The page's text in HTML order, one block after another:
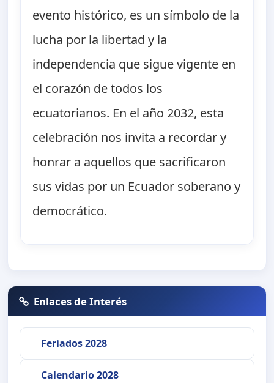
evento histórico, es un símbolo de la
lucha por la libertad y la
independencia que sigue vigente en
el corazón de todos los
ecuatorianos. En el año 2032, esta
celebración nos invita a recordar y
honrar a aquellos que sacrificaron
sus vidas por un Ecuador soberano y
democrático.
Enlaces de Interés
Feriados 2028
Calendario 2028